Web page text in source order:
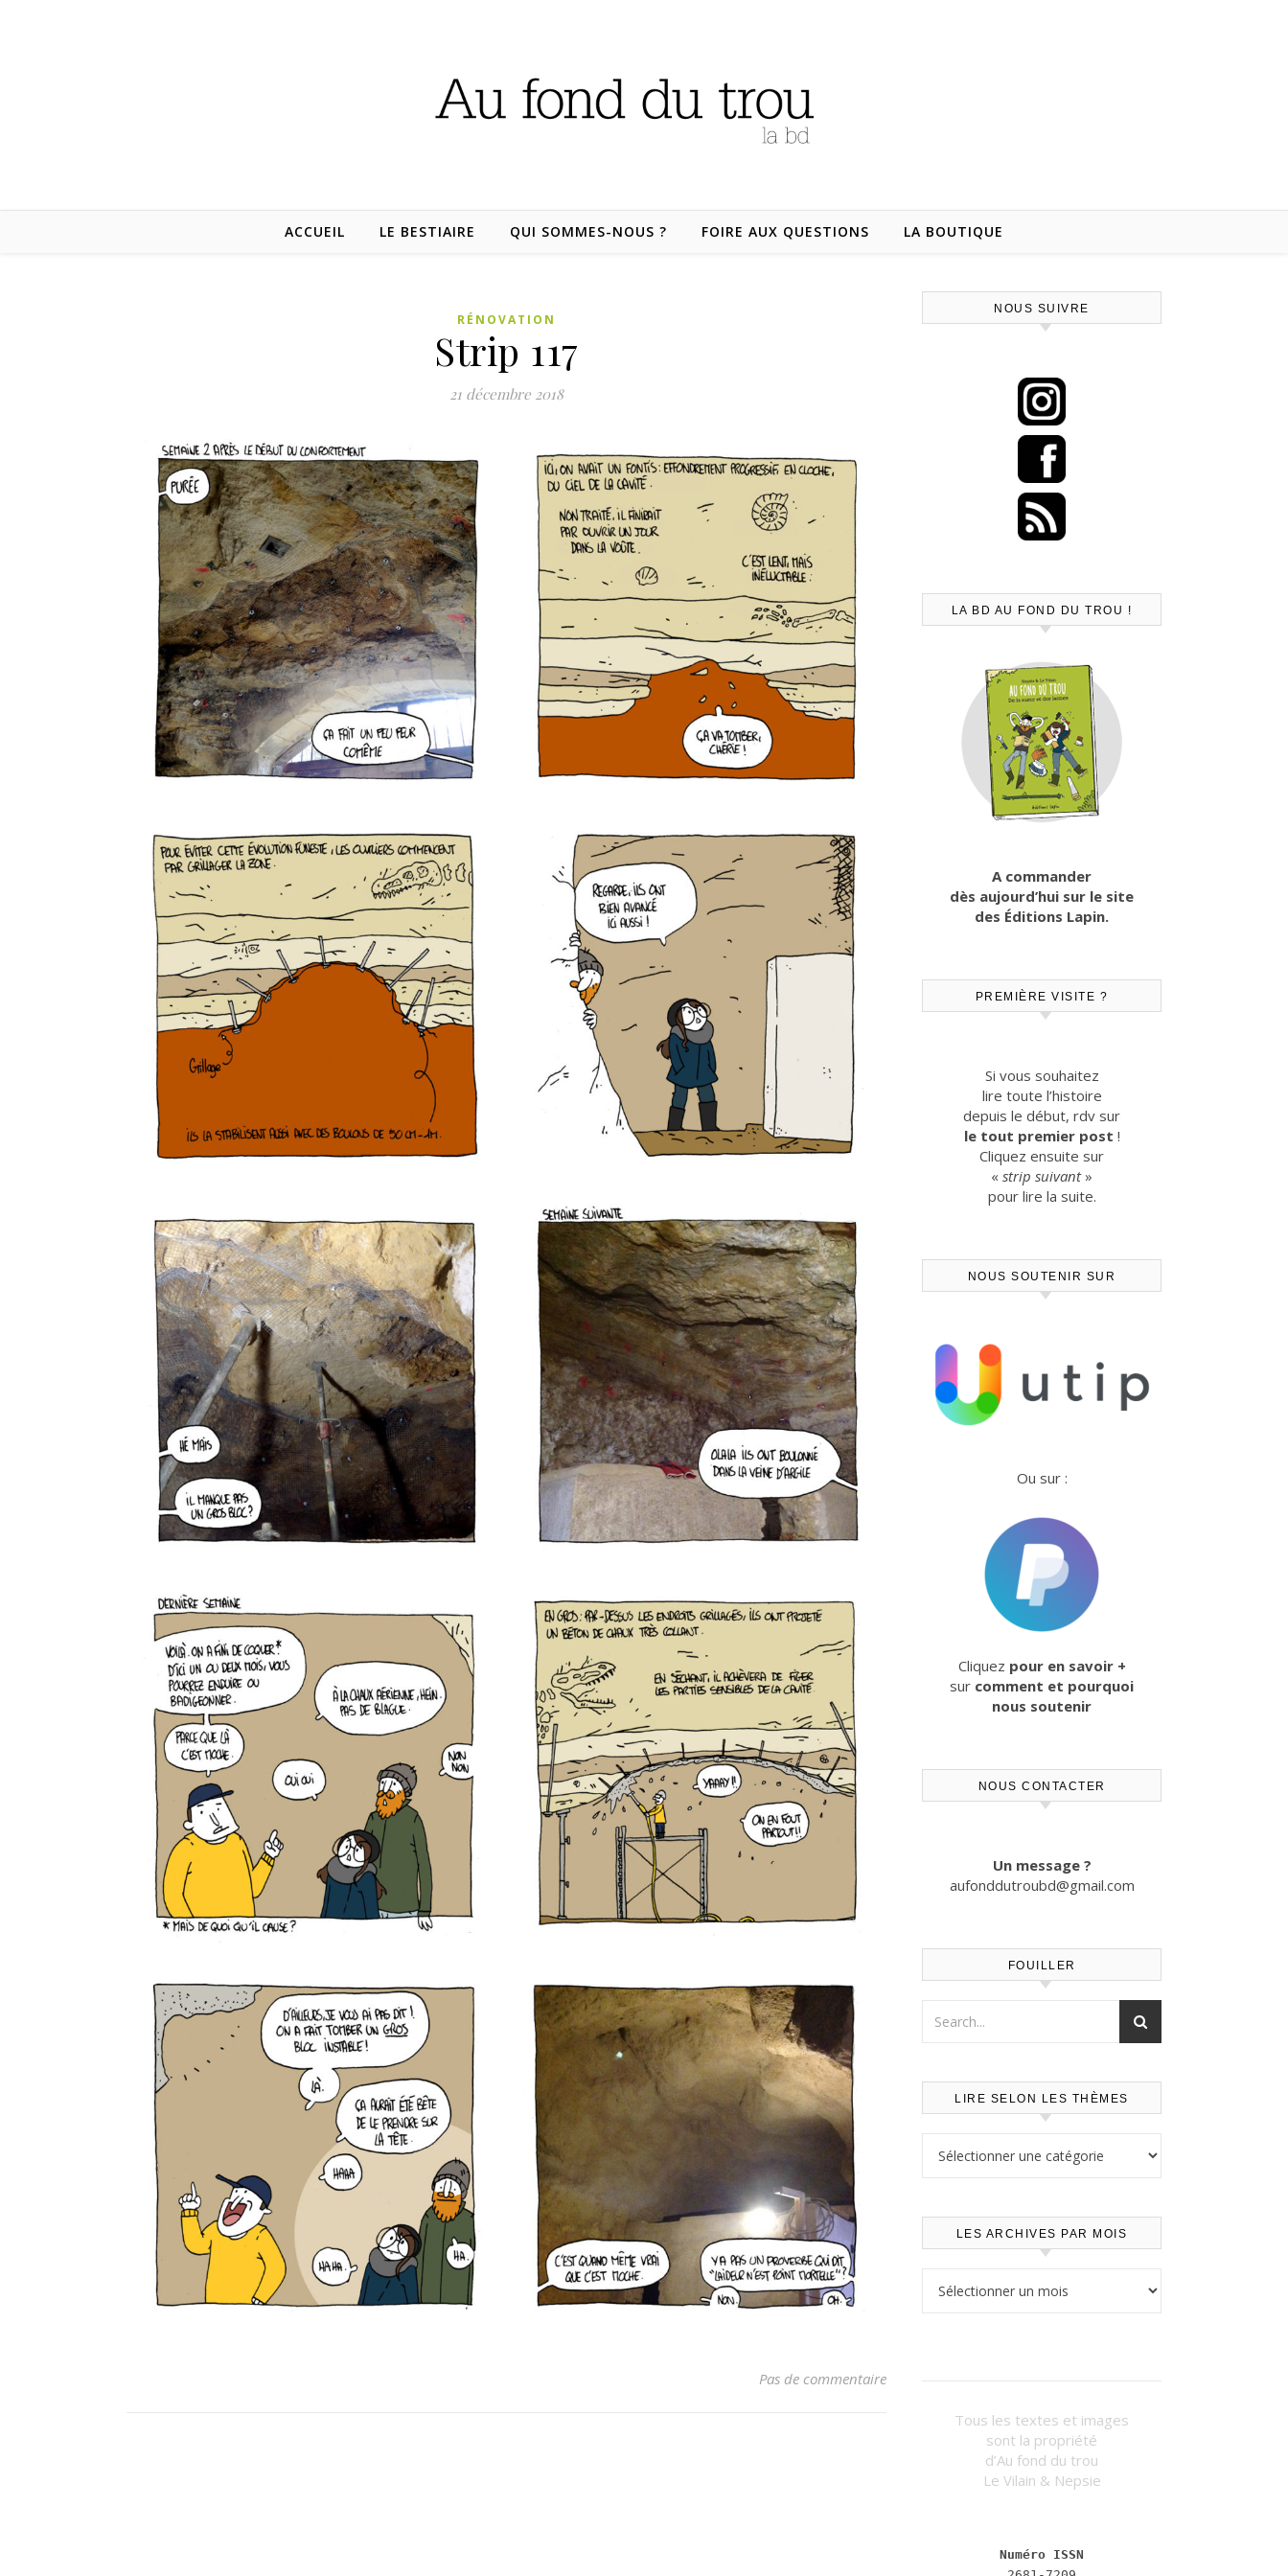
ACCUEIL LE BESTIAIRE QUI SOMMES-NOUS ? FOIRE AUX QUESTIONS LA BOUTIQUE
RÉNOVATION
Strip 117
21 décembre 2018
Pas de commentaire
NOUS SUIVRE
LA BD AU FOND DU TROU !
A commander
dès aujourd’hui sur le site
des Éditions Lapin.
PREMIÈRE VISITE ?
Si vous souhaitez
lire toute l’histoire
depuis le début, rdv sur
le tout premier post !
Cliquez ensuite sur
« strip suivant»
pour lire la suite.
NOUS SOUTENIR SUR
Ou sur :
Cliquez pour en savoir +
sur comment et pourquoi
nous soutenir
NOUS CONTACTER
Un message ?
aufonddutroubd@gmail.com
FOUILLER
LIRE SELON LES THÈMES
LES ARCHIVES PAR MOIS
Tous les textes et images
sont la propriété
d’Au fond du trou
Le Vilain & Nepsie
Numéro ISSN